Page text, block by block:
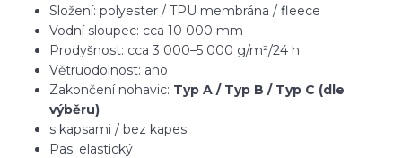
Složení: polyester / TPU membrána / fleece
Vodní sloupec: cca 10 000 mm
Prodyšnost: cca 3 000–5 000 g/m²/24 h
Větruodolnost: ano
Zakončení nohavic: Typ A / Typ B / Typ C (dle
výběru)
s kapsami / bez kapes
Pas: elastický